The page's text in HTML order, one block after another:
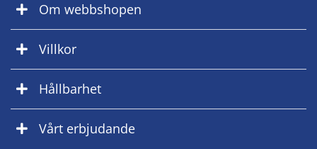
Om webbshopen
Villkor
Hållbarhet
Vårt erbjudande